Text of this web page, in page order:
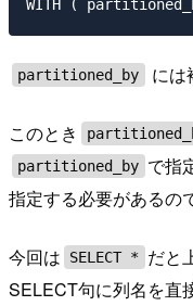
partitioned_by には
このとき
partitioned_by で指
指定する必要があるの
今回は SELECT *
だと
SELECT句に列名を直